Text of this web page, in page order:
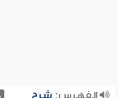
الفهرس: شرح